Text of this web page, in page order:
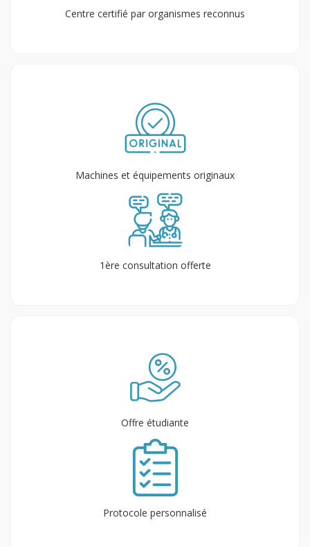
Centre certifié par organismes reconnus
Machines et équipements originaux
1ère consultation offerte
Offre étudiante
Protocole personnalisé